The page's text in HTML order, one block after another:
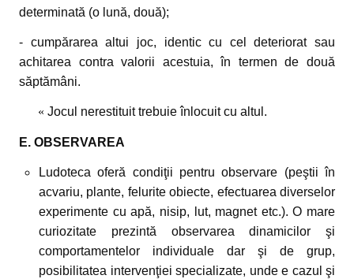
determinată (o lună, două);
- cumpărarea altui joc, identic cu cel deteriorat sau
achitarea contra valorii acestuia, în termen de două
săptămâni.
« Jocul nerestituit trebuie înlocuit cu altul.
E. OBSERVAREA
Ludoteca oferă condiţii pentru observare (peştii în
acvariu, plante, felurite obiecte, efectuarea diverselor
experimente cu apă, nisip, lut, magnet etc.). O mare
curiozitate prezintă observarea dinamicilor şi
comportamentelor individuale dar şi de grup,
posibilitatea intervenţiei specializate, unde e cazul şi